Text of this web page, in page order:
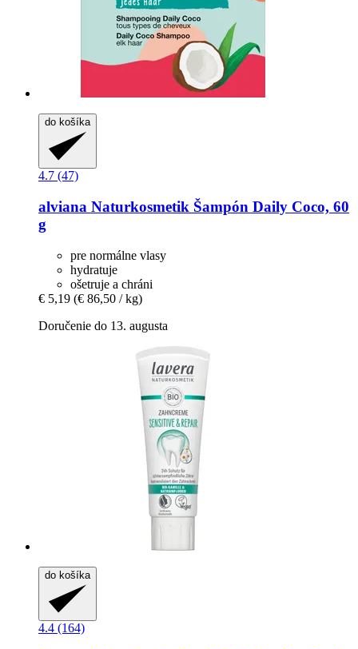
do košíka
4.7 (47)
alviana Naturkosmetik Šampón Daily Coco, 60
g
pre normálne vlasy
hydratuje
ošetruje a chráni
€ 5,19 (€ 86,50 / kg)
Doručenie do 13. augusta
do košíka
4.4 (164)